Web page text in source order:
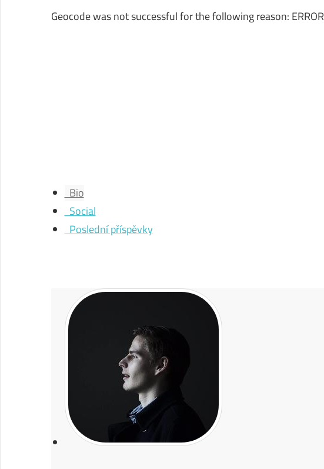
Geocode was not successful for the following reason: ERROR
Bio
Social
Poslední příspěvky